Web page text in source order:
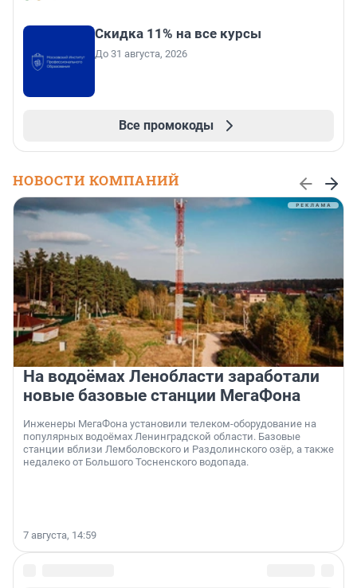
Скидка 11% на все курсы
До 31 августа, 2026
Все промокоды
НОВОСТИ КОМПАНИЙ
На водоёмах Ленобласти заработали
новые базовые станции МегаФона
Инженеры МегаФона установили телеком-оборудование на
популярных водоёмах Ленинградской области. Базовые
станции вблизи Лемболовского и Раздолинского озёр, а также
недалеко от Большого Тосненского водопада.
7 августа, 14:59